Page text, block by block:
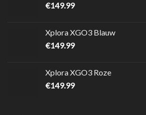
€149.99
Xplora XGO3 Blauw
€149.99
Xplora XGO3 Roze
€149.99